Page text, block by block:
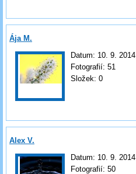
Ája M.
Datum: 10. 9. 2014
Fotografií: 51
Složek: 0
Alex V.
Datum: 10. 9. 2014
Fotografií: 50